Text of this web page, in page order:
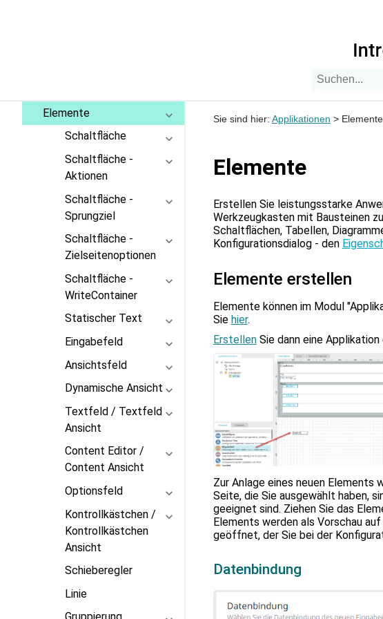
Elemente
Schaltfläche
Schaltfläche -
Aktionen
Schaltfläche -
Sprungziel
Schaltfläche -
Zielseitenoptionen
Schaltfläche -
WriteContainer
Statischer Text
Eingabefeld
Ansichtsfeld
Dynamische Ansicht
Textfeld / Textfeld
Ansicht
Content Editor /
Content Ansicht
Optionsfeld
Kontrollkästchen /
Kontrollkästchen
Ansicht
Schieberegler
Linie
Sie sind hier: Applikationen > Elemente
Elemente
Erstellen Sie leistungsstarke
Werkzeugkasten mit Bausteinen
Schaltflächen, Tabellen,
Konfigurationsdialog - den
Elemente erstellen
Elemente können im Modul
Sie hier.
ErstellenSie dann eine
Zur Anlage eines neuen Elements
Seite, die Sie ausgewählt haben,
geeignet sind. Ziehen Sie das
Elements werden als Vorschau
geöffnet, der Sie bei der
Datenbindung